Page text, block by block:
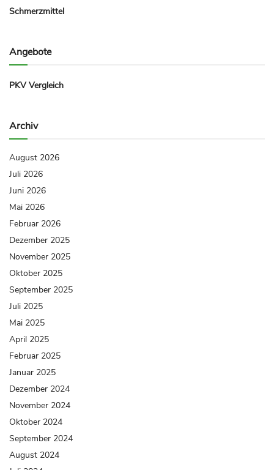
Schmerzmittel
Angebote
PKV Vergleich
Archiv
August 2026
Juli 2026
Juni 2026
Mai 2026
Februar 2026
Dezember 2025
November 2025
Oktober 2025
September 2025
Juli 2025
Mai 2025
April 2025
Februar 2025
Januar 2025
Dezember 2024
November 2024
Oktober 2024
September 2024
August 2024